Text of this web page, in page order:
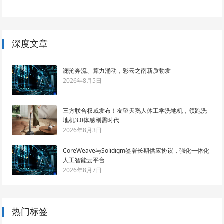
深度文章
澜沧奔流、算力涌动，彩云之南新质勃发
2026年8月5日
三方联合权威发布！友望天鹅人体工学洗地机，领跑洗
地机3.0体感刚需时代
2026年8月3日
CoreWeave与Solidigm签署长期供应协议，强化一体化
人工智能云平台
2026年8月7日
热门标签